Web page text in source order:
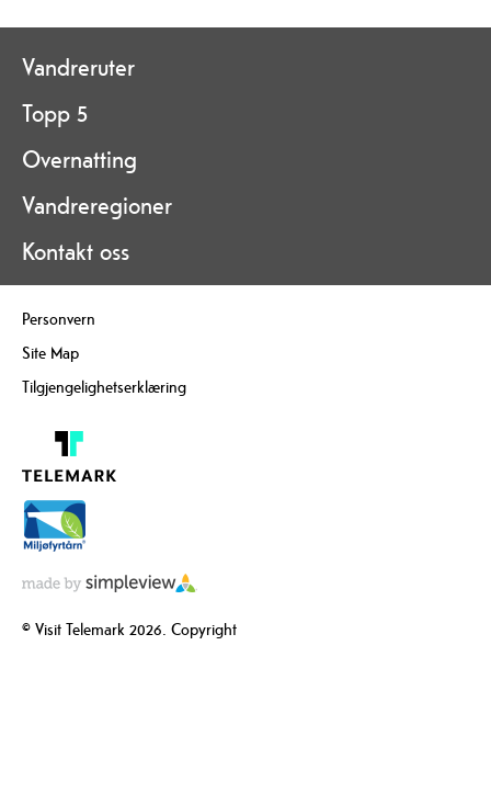
Vandreruter
Topp 5
Overnatting
Vandreregioner
Kontakt oss
Personvern
Site Map
Tilgjengelighetserklæring
© Visit Telemark 2026. Copyright